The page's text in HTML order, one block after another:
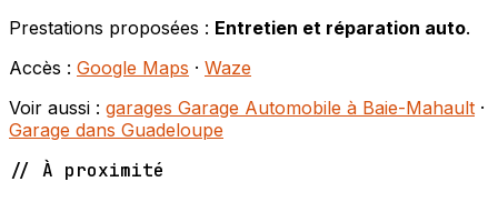
Prestations proposées : Entretien et réparation auto.
Accès : Google Maps · Waze
Voir aussi : garages Garage Automobile à Baie-Mahault ·
Garage dans Guadeloupe
// À proximité